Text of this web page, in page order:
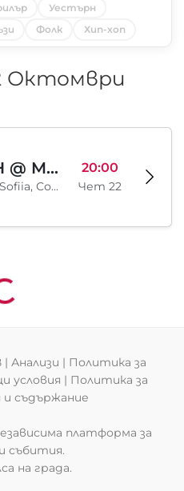
Уестърн
Фолк Хип-хоп
Октомври
DJ KRUSH @ Malkata Tekila Sofia 22/10/2026
Malkata Tekila Sofiia, София, BG
20:00
Чет 22
| Анализи | Политика за
условия | Политика за
и съдържание
платформа за
събития.
на града.